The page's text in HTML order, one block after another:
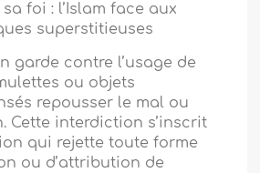
foi : l’Islam face aux
superstitieuses
garde contre l’usage de
ou objets
repousser le mal ou
Cette interdiction s’inscrit
qui rejette toute forme
ou d’attribution de